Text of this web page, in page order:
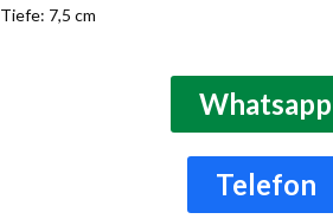
Tiefe: 7,5 cm
Whatsapp
Telefon